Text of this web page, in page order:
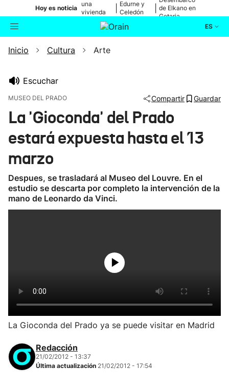
Hoy es noticia
una
vivienda
de Bilbao
Edurne y
Celedón
de Elkano en
Getaria
ES
Buscador Actualidad
Ikusmiran
Inicio Cultura Arte
Escuchar
MUSEO DEL PRADO Compartir Guardar
La 'Gioconda' del Prado
estará expuesta hasta el 13
marzo
Despues, se trasladará al Museo del Louvre. En el
estudio se descarta por completo la intervención de la
mano de Leonardo da Vinci.
La Gioconda del Prado ya se puede visitar en Madrid
Redacción
21/02/2012 - 13:37
Última actualización 21/02/2012 - 17:54